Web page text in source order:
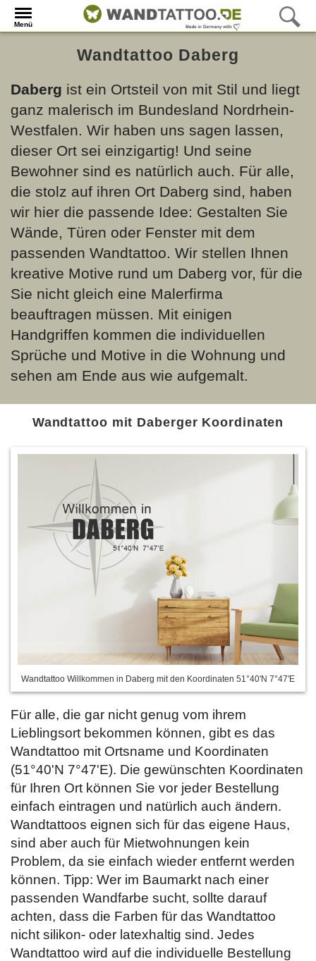
Menü
Wandtattoo Daberg
Daberg ist ein Ortsteil von mit Stil und liegt
ganz malerisch im Bundesland Nordrhein-
Westfalen. Wir haben uns sagen lassen,
dieser Ort sei einzigartig! Und seine
Bewohner sind es natürlich auch. Für alle,
die stolz auf ihren Ort Daberg sind, haben
wir hier die passende Idee: Gestalten Sie
Wände, Türen oder Fenster mit dem
passenden Wandtattoo. Wir stellen Ihnen
kreative Motive rund um Daberg vor, für die
Sie nicht gleich eine Malerfirma
beauftragen müssen. Mit einigen
Handgriffen kommen die individuellen
Sprüche und Motive in die Wohnung und
sehen am Ende aus wie aufgemalt.
Wandtattoo mit Daberger Koordinaten
Wandtattoo Willkommen in Daberg mit den Koordinaten 51°40'N 7°47'E
Für alle, die gar nicht genug vom ihrem
Lieblingsort bekommen können, gibt es das
Wandtattoo mit Ortsname und Koordinaten
(51°40'N 7°47'E). Die gewünschten Koordinaten
für Ihren Ort können Sie vor jeder Bestellung
einfach eintragen und natürlich auch ändern.
Wandtattoos eignen sich für das eigene Haus,
sind aber auch für Mietwohnungen kein
Problem, da sie einfach wieder entfernt werden
können. Tipp: Wer im Baumarkt nach einer
passenden Wandfarbe sucht, sollte darauf
achten, dass die Farben für das Wandtattoo
nicht silikon- oder latexhaltig sind. Jedes
Wandtattoo wird auf die individuelle Bestellung